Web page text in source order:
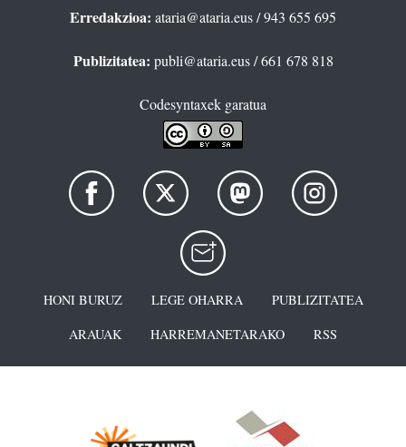
Erredakzioa: ataria@ataria.eus/ 943 655 695
Publizitatea: publi@ataria.eus/ 661 678 818
Codesyntaxek garatua
HONI BURUZ LEGE OHARRA
PUBLIZITATEA
ARAUAK
HARREMANETARAKO RSS